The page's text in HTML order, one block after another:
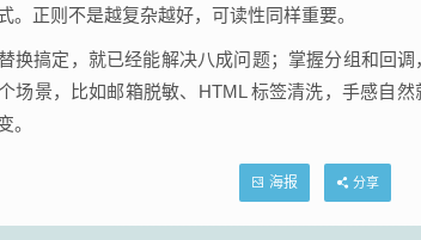
。正则不是越复杂越好，可读性同样重要。
换搞定，就已经能解决八成问题；掌握分组和回
场景，比如邮箱脱敏、HTML 标签清洗，手感自
。
海报 分享